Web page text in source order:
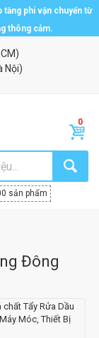
tăng phí vận chuyển từ
thông cảm.
Nội)
sản phẩm
Đông
chất Tẩy Rửa Dầu
Móc, Thiết Bị